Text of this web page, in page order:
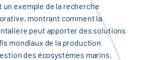
un exemple de la recherche
montrant comment la
peut apporter des solutions
mondiaux de la production
des écosystèmes marins.